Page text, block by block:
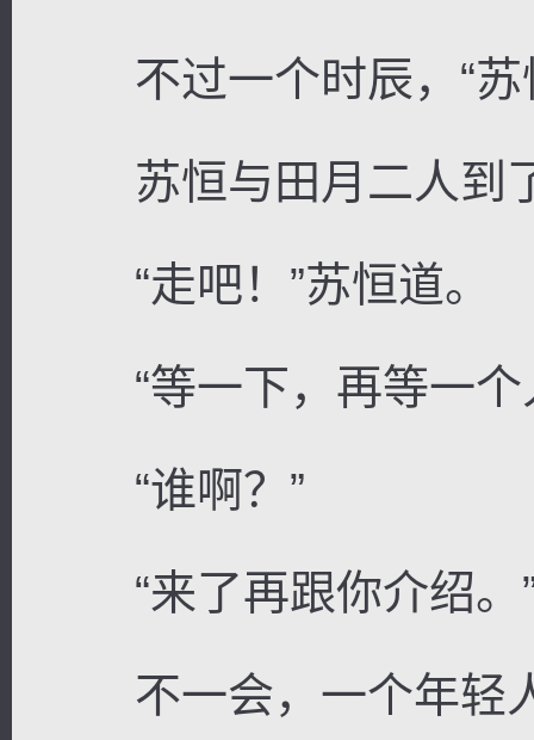
不过一个时辰，“苏
苏恒与田月二人到
“走吧！”苏恒道。
“等一下，再等一个
“谁啊？”
“来了再跟你介绍。
不一会，一个年轻